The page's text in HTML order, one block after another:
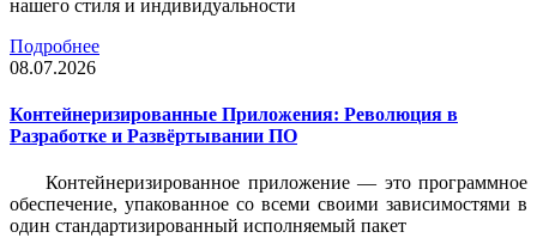
нашего стиля и индивидуальности
Подробнее
08.07.2026
Контейнеризированные Приложения: Революция в
Разработке и Развёртывании ПО
Контейнеризированное приложение — это программное
обеспечение, упакованное со всеми своими зависимостями в
один стандартизированный исполняемый пакет